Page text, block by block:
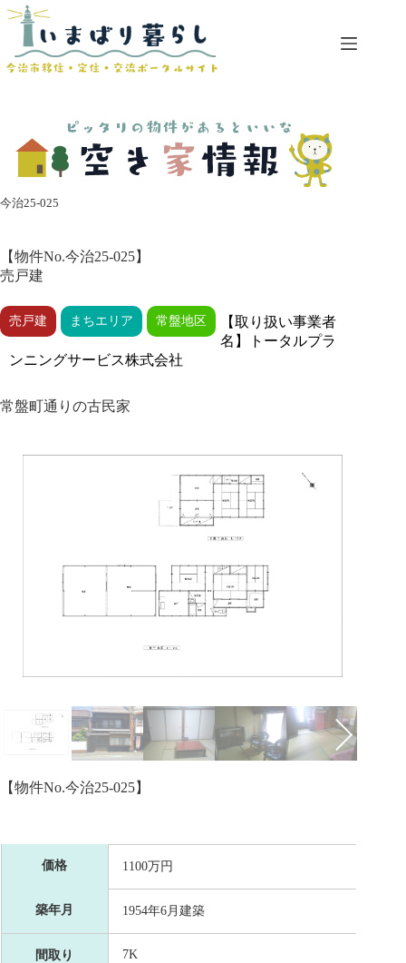
コ
ン
今治25-025
【物件No.今治25-025】
売戸建
売戸建 まちエリア 常盤地区
【取り扱い事業者
名】トータルプラ
ンニングサービス株式会社
常盤町通りの古民家
【物件No.今治25-025】
価格 1100万円
築年月 1954年6月建築
間取り 7K